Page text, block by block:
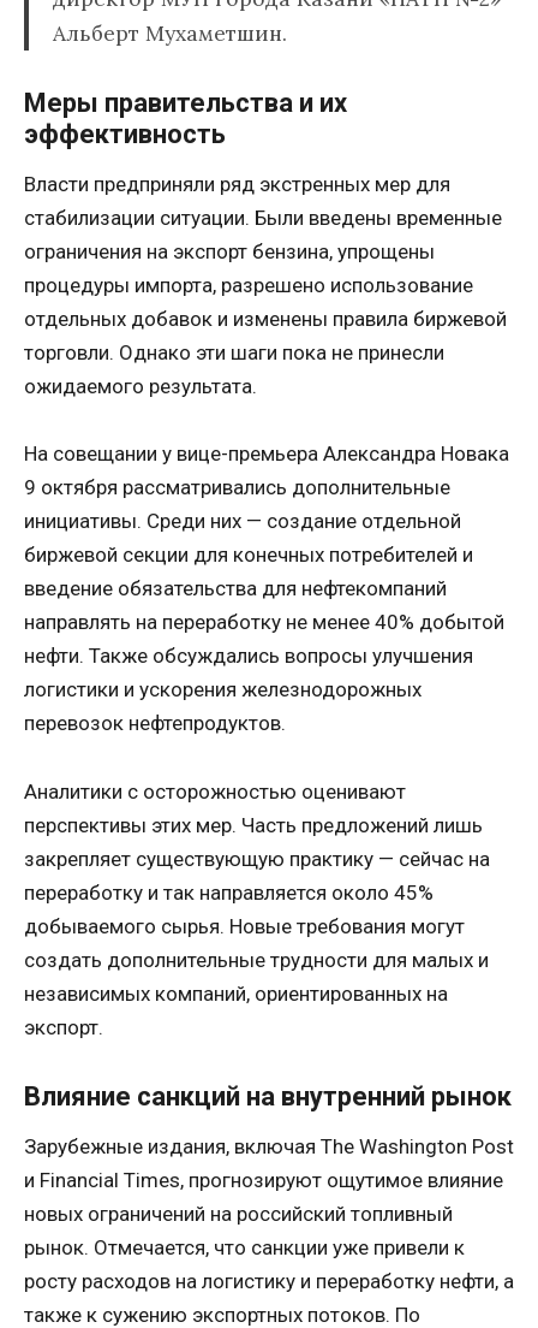
Альберт Мухаметшин.
Меры правительства и их
эффективность
Власти предприняли ряд экстренных мер для
стабилизации ситуации. Были введены временные
ограничения на экспорт бензина, упрощены
процедуры импорта, разрешено использование
отдельных добавок и изменены правила биржевой
торговли. Однако эти шаги пока не принесли
ожидаемого результата.
На совещании у вице-премьера Александра Новака
9 октября рассматривались дополнительные
инициативы. Среди них — создание отдельной
биржевой секции для конечных потребителей и
введение обязательства для нефтекомпаний
направлять на переработку не менее 40% добытой
нефти. Также обсуждались вопросы улучшения
логистики и ускорения железнодорожных
перевозок нефтепродуктов.
Аналитики с осторожностью оценивают
перспективы этих мер. Часть предложений лишь
закрепляет существующую практику — сейчас на
переработку и так направляется около 45%
добываемого сырья. Новые требования могут
создать дополнительные трудности для малых и
независимых компаний, ориентированных на
экспорт.
Влияние санкций на внутренний рынок
Зарубежные издания, включая The Washington Post
и Financial Times, прогнозируют ощутимое влияние
новых ограничений на российский топливный
рынок. Отмечается, что санкции уже привели к
росту расходов на логистику и переработку нефти, а
также к сужению экспортных потоков. По